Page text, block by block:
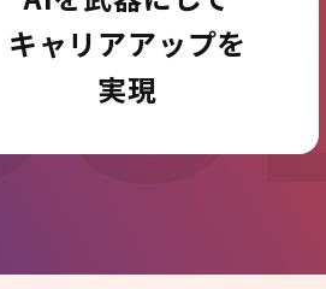
キャリアアップを
実現